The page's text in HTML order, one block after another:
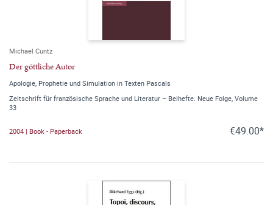
Michael Cuntz
Der göttliche Autor
Apologie, Prophetie und Simulation in Texten Pascals
Zeitschrift für französische Sprache und Literatur – Beihefte. Neue Folge, Volume
33
2004 | Book - Paperback €49.00*